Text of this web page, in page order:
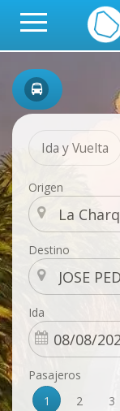
Ida y Vuelta
Origen
Destino
Ida
Pasajeros
1
2 3